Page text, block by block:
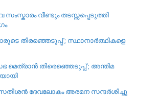
സംസ്കാരം വീണ്ടും തടസ്സപ്പെടുത്തി
തിരഞ്ഞെടുപ്പ് ; സ്ഥാനാർത്ഥികളെ
തിരെഞ്ഞെടുപ്പ് ; അന്തിമ
സതീശൻ ദേവലോകം അരമന സന്ദർശിച്ചു